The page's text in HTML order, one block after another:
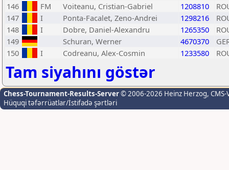
146
FM Voiteanu, Cristian-Gabriel 1208810
147
I Ponta-Facalet, Zeno-Andrei 1298216
148
I Dobre, Daniel-Alexandru 1265350
149
Schuran, Werner 4670370
150
I Codreanu, Alex-Cosmin 1233580
Tam siyahını göstər
Chess-Tournament-Results-Server© 2006-2026 Heinz Herzog,
Hüquqi təfərrüatlar/İstifadə şərtləri